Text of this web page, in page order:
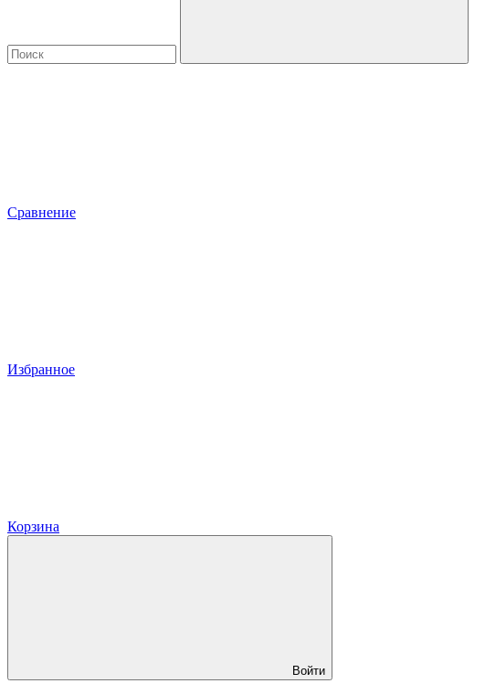
Сравнение
Избранное
Корзина
Войти